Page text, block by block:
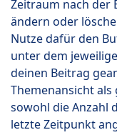
Zeitraum nach der
ändern oder
Nutze dafür den
unter dem
deinen Beitrag
Themenansicht
sowohl die Anzahl
letzte Zeitpunkt